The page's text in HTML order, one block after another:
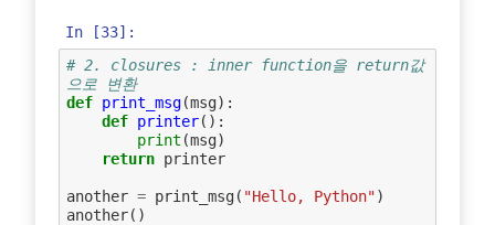
In [33]:
# 2. closures : inner function을 return값
으로 변환
def print_msg(msg):
def printer():
print (msg)
return printer
another = print_msg( "Hello, Python")
another()